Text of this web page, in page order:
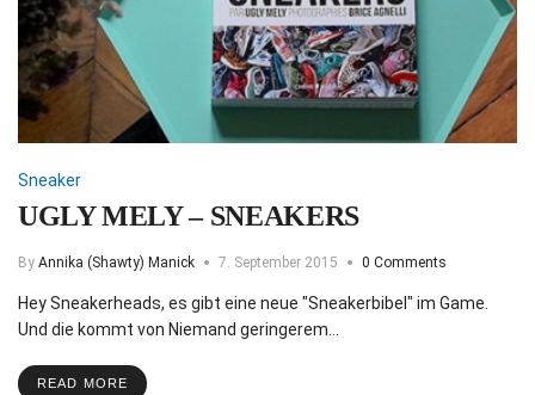
Sneaker
UGLY MELY – SNEAKERS
By Annika (Shawty) Manick 7. September 2015 0 Comments
Hey Sneakerheads, es gibt eine neue "Sneakerbibel" im Game.
Und die kommt von Niemand geringerem…
READ MORE